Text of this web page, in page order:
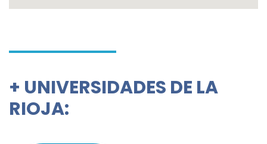
+ UNIVERSIDADES DE LA
RIOJA: